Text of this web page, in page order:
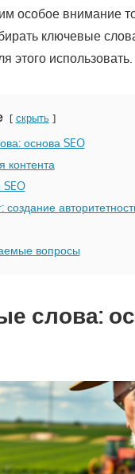
особое внимание
ключевые
этого использовать.
скрыть
основа SEO
контента
SEO
создание
вопросы
слова: